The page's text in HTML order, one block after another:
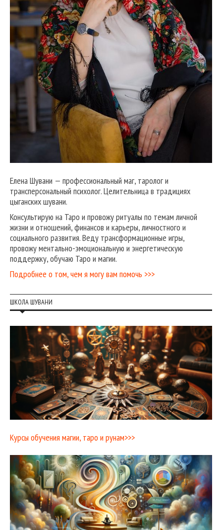
Елена Шувани — профессиональный маг, таролог и
трансперсональный психолог. Целительница в традициях
цыганских шувани.
Консультирую на Таро и провожу ритуалы по темам личной
жизни и отношений, финансов и карьеры, личностного и
социального развития. Веду трансформационные игры,
провожу ментально-эмоциональную и энергетическую
поддержку, обучаю Таро и магии.
Подробнее о том, чем я могу вам помочь >>>
ШКОЛА ШУВАНИ
Курсы обучения магии, таро и рунам>>>